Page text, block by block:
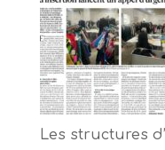
Les structures